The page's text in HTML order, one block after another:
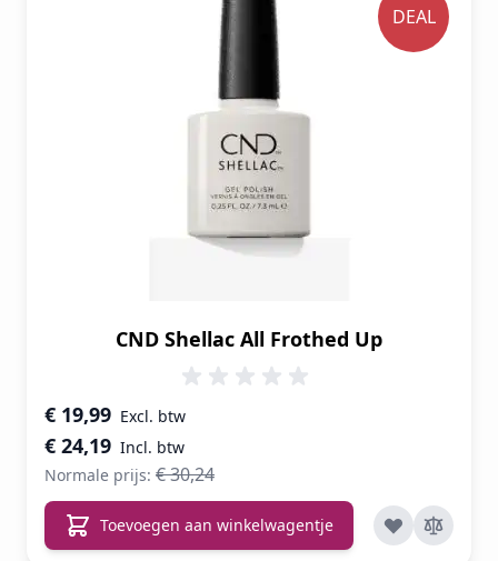
CND Shellac All Frothed Up
Speciale prijs
€ 24,19
€ 19,99
Normale prijs: € 30,24
DEAL
Toevoegen aan winkelwagentje